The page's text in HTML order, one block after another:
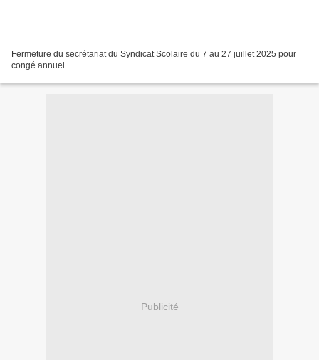
Fermeture du secrétariat du Syndicat Scolaire du 7 au 27 juillet 2025 pour
congé annuel.
Publicité